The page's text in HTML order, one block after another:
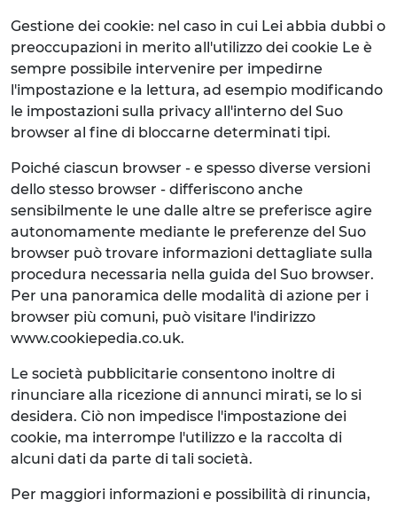
Gestione dei cookie: nel caso in cui Lei abbia dubbi o
preoccupazioni in merito all'utilizzo dei cookie Le è
sempre possibile intervenire per impedirne
l'impostazione e la lettura, ad esempio modificando
le impostazioni sulla privacy all'interno del Suo
browser al fine di bloccarne determinati tipi.
Poiché ciascun browser - e spesso diverse versioni
dello stesso browser - differiscono anche
sensibilmente le une dalle altre se preferisce agire
autonomamente mediante le preferenze del Suo
browser può trovare informazioni dettagliate sulla
procedura necessaria nella guida del Suo browser.
Per una panoramica delle modalità di azione per i
browser più comuni, può visitare l'indirizzo
www.cookiepedia.co.uk.
Le società pubblicitarie consentono inoltre di
rinunciare alla ricezione di annunci mirati, se lo si
desidera. Ciò non impedisce l'impostazione dei
cookie, ma interrompe l'utilizzo e la raccolta di
alcuni dati da parte di tali società.
Per maggiori informazioni e possibilità di rinuncia,